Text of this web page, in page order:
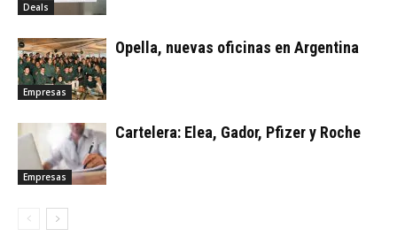
Deals
Empresas
Opella, nuevas oficinas en Argentina
Empresas
Cartelera: Elea, Gador, Pfizer y Roche